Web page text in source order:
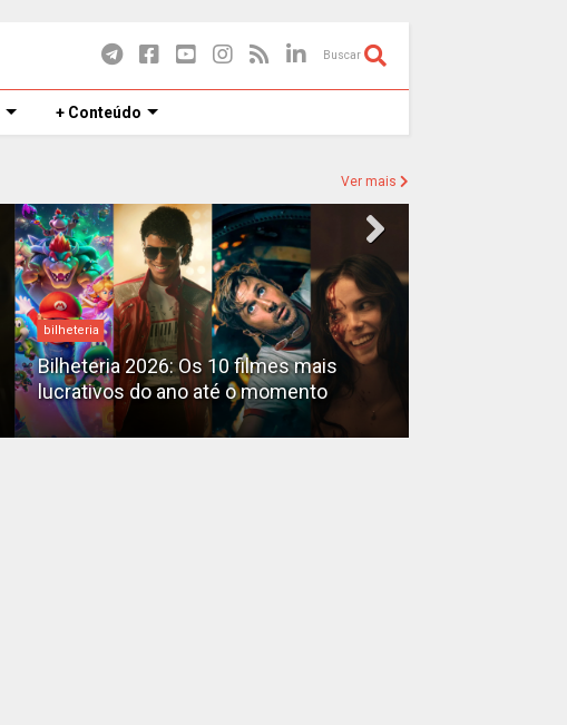
Buscar
+ Conteúdo
Ver mais
bilheteria
Bilheteria 2026: Os 10 filmes mais
lucrativos do ano até o momento